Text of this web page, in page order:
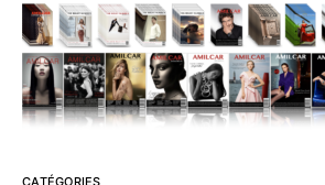
CATÉGORIES